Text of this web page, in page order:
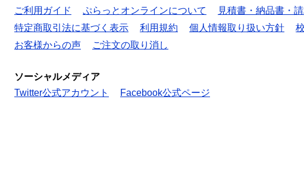
ご利用ガイド
ぷらっとオンラインについて 見積書・納品書・
特定商取引法に基づく表示
利用規約 個人情報取り扱い方針
お客様からの声
ご注文の取り消し
ソーシャルメディア
Twitter公式アカウント
Facebook公式ページ